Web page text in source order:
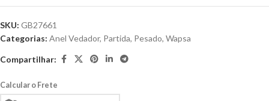
SKU: GB27661
Categorias: Anel Vedador, Partida, Pesado, Wapsa
Compartilhar:
Calcular o Frete